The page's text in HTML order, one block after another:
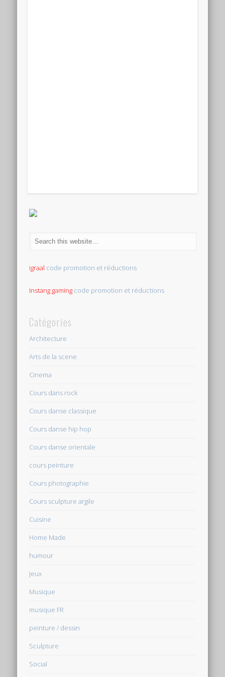
igraal code promotion et réductions
Instang gaming code promotion et réductions
Catégories
Architecture
Arts de la scene
Cinema
Cours dans rock
Cours danse classique
Cours danse hip hop
Cours danse orientale
cours peinture
Cours photographie
Cours sculpture argile
Cuisine
Home Made
humour
Jeux
Musique
musique FR
peinture / dessin
Sculpture
Social